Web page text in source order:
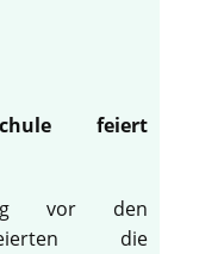
feiert
vor den
die